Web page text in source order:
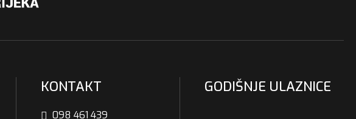
KONTAKT
098 461 439
GODIŠNJE ULAZNICE